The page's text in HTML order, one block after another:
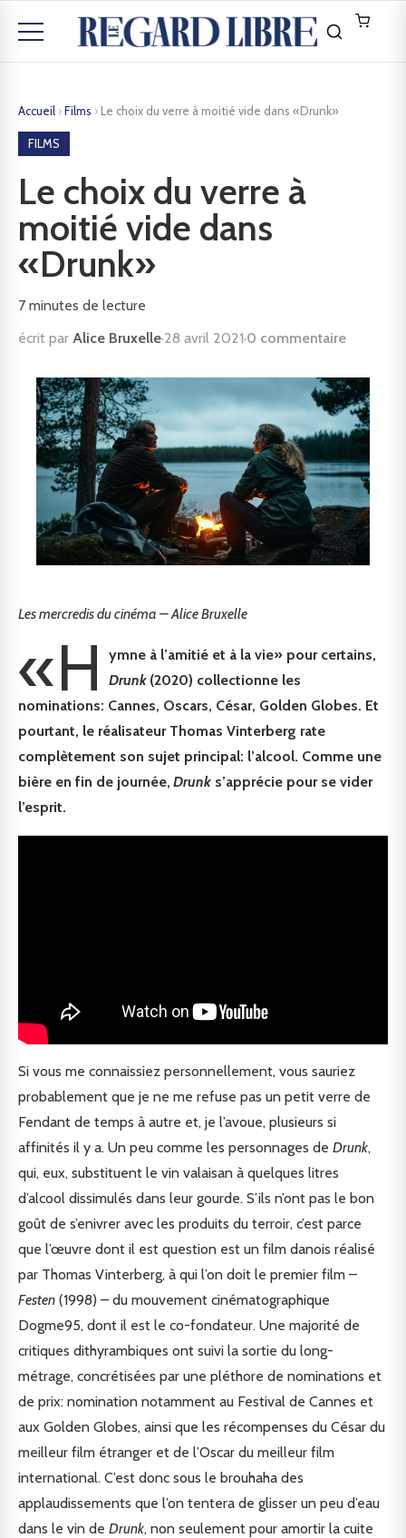
Accueil ›Films › Le choix du verre à moitié vide dans «Drunk»
FILMS
Le choix du verre à
moitié vide dans
«Drunk»
7 minutes de lecture
écrit par Alice Bruxelle·28 avril 2021·0 commentaire
Les mercredis du cinéma – Alice Bruxelle
«H
ymne à l’amitié et à la vie» pour certains,
Drunk (2020) collectionne les
nominations: Cannes, Oscars, César, Golden Globes. Et
pourtant, le réalisateur Thomas Vinterberg rate
complètement son sujet principal: l’alcool. Comme une
bière en fin de journée, Drunk s’apprécie pour se vider
l’esprit.
Si vous me connaissiez personnellement, vous sauriez
probablement que je ne me refuse pas un petit verre de
Fendant de temps à autre et, je l’avoue, plusieurs si
affinités il y a. Un peu comme les personnages de Drunk,
qui, eux, substituent le vin valaisan à quelques litres
d’alcool dissimulés dans leur gourde. S’ils n’ont pas le bon
goût de s’enivrer avec les produits du terroir, c’est parce
que l’œuvre dont il est question est un film danois réalisé
par Thomas Vinterberg, à qui l’on doit le premier film –
Festen (1998) – du mouvement cinématographique
Dogme95, dont il est le co-fondateur. Une majorité de
critiques dithyrambiques ont suivi la sortie du long-
métrage, concrétisées par une pléthore de nominations et
de prix: nomination notamment au Festival de Cannes et
aux Golden Globes, ainsi que les récompenses du César du
meilleur film étranger et de l’Oscar du meilleur film
international. C’est donc sous le brouhaha des
applaudissements que l’on tentera de glisser un peu d’eau
dans le vin de Drunk, non seulement pour amortir la cuite